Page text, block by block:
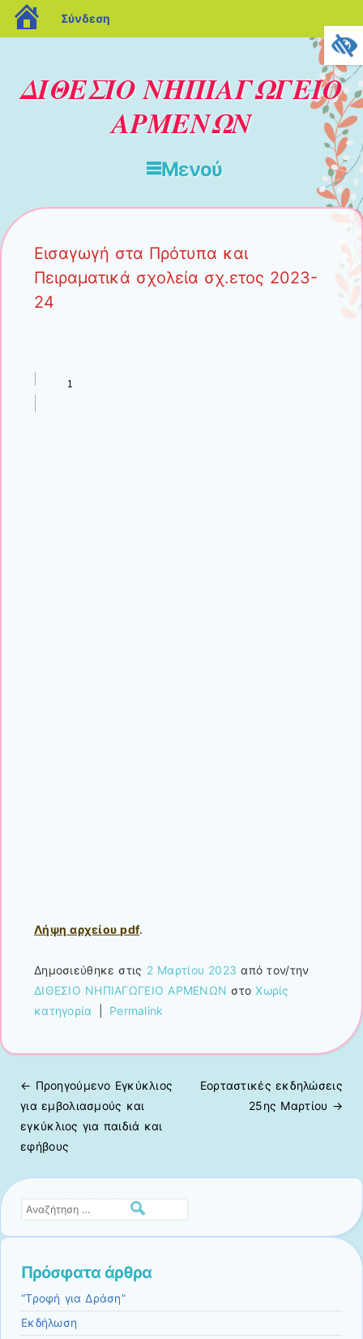
ΔΙΘΕΣΙΟ ΝΗΠΙΑΓΩΓΕΙΟ
ΑΡΜΕΝΩΝ
Μενού
Εισαγωγή στα Πρότυπα και
Πειραματικά σχολεία σχ.ετος 2023-
24
Λήψη αρχείου pdf.
Δημοσιεύθηκε στις 2 Μαρτίου 2023 από τον/την
ΔΙΘΕΣΙΟ ΝΗΠΙΑΓΩΓΕΙΟ ΑΡΜΕΝΩΝ στοΧωρίς
κατηγορία
Permalink
Πλοήγηση άρθρων
← Προηγούμενo Εγκύκλιος
για εμβολιασμούς και
εγκύκλιος για παιδιά και
εφήβους
Εορταστικές εκδηλώσεις
25ης Μαρτίου →
Αναζήτηση
Πρόσφατα άρθρα
“Τροφή για Δράση”
Εκδήλωση
blogs.sch.gr
Σύνδεση